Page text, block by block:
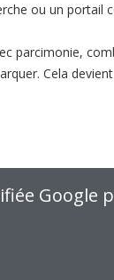
ou un portail
parcimonie,
Cela
Google